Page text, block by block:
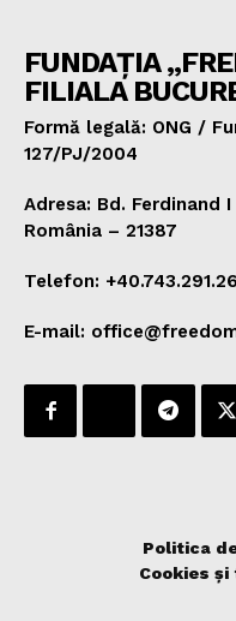
FUNDAȚIA
FILIALA
Formă legală: ONG /
127/PJ/2004
Adresa: Bd. Ferdinand
România – 21387
Telefon:
E-mail:
Politica
Cookies